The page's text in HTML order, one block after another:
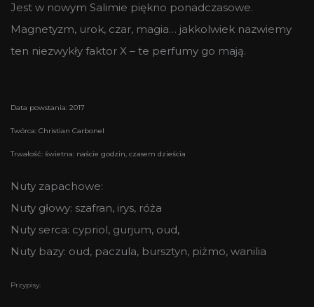
Jest w nowym Salimie piękno ponadczasowe.
Magnetyzm, urok, czar, magia… jakkolwiek nazwiemy
ten niezwykły faktor X – te perfumy go mają.
Data powstania: 2017
Twórca: Christian Carbonel
Trwałość: świetna: naście godzin, czasem dzieścia
Nuty zapachowe:
Nuty głowy: szafran, irys, róża
Nuty serca: cypriol, gurjum, oud,
Nuty bazy: oud, paczula, bursztyn, piżmo, wanilia
Przypisy: